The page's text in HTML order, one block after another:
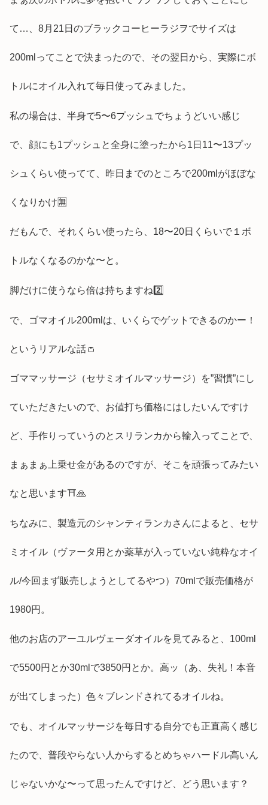
て…、8月21日のブラックコーヒーラジヲでサイズは
200mlってことで決まったので、その翌日から、実際にボ
トルにオイル入れて毎日使ってみました。
私の場合は、半身で5〜6プッシュでちょうどいい感じ
で、顔にも1プッシュと全身に塗ったから1日11〜13プッ
シュくらい使ってて、昨日までのところで200mlがほぼな
くなりかけ🈚️
だもんで、それくらい使ったら、18〜20日くらいで１ボ
トルなくなるのかな〜と。
脚だけに使うなら倍は持ちますね2️⃣
で、ゴマオイル200mlは、いくらでゲットできるのかー！
というリアルな話👛
ゴママッサージ（セサミオイルマッサージ）を”習慣”にし
ていただきたいので、お値打ち価格にはしたいんですけ
ど、手作りっていうのとスリランカから輸入ってことで、
まぁまぁ上乗せ金があるのですが、そこを頑張ってみたい
なと思います⛩🙏
ちなみに、製造元のシャンティランカさんによると、セサ
ミオイル（ヴァータ用とか薬草が入っていない純粋なオイ
ル/今回まず販売しようとしてるやつ）70mlで販売価格が
1980円。
他のお店のアーユルヴェーダオイルを見てみると、100ml
で5500円とか30mlで3850円とか。高ッ（あ、失礼！本音
が出てしまった）色々ブレンドされてるオイルね。
でも、オイルマッサージを毎日する自分でも正直高く感じ
たので、普段やらない人からするとめちゃハードル高いん
じゃないかな〜って思ったんですけど、どう思います？